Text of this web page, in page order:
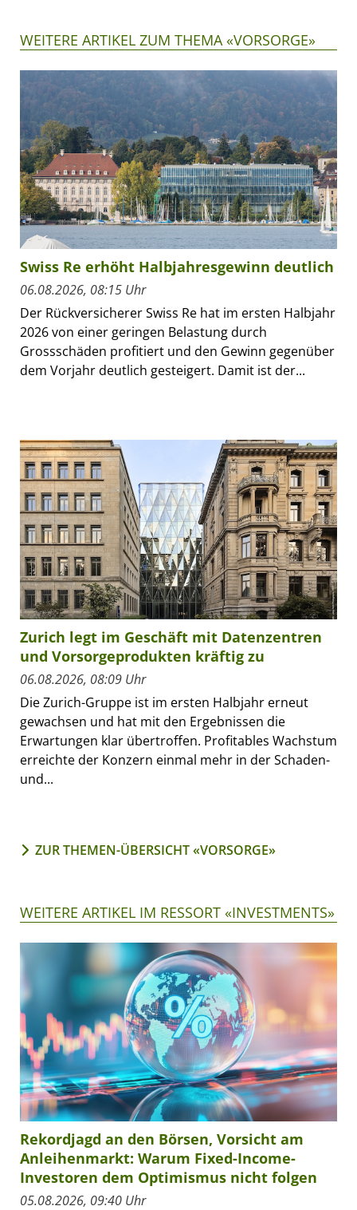
WEITERE ARTIKEL ZUM THEMA «VORSORGE»
Swiss Re erhöht Halbjahresgewinn deutlich
06.08.2026, 08:15 Uhr
Der Rückversicherer Swiss Re hat im ersten Halbjahr
2026 von einer geringen Belastung durch
Grossschäden profitiert und den Gewinn gegenüber
dem Vorjahr deutlich gesteigert. Damit ist der...
Zurich legt im Geschäft mit Datenzentren
und Vorsorgeprodukten kräftig zu
06.08.2026, 08:09 Uhr
Die Zurich-Gruppe ist im ersten Halbjahr erneut
gewachsen und hat mit den Ergebnissen die
Erwartungen klar übertroffen. Profitables Wachstum
erreichte der Konzern einmal mehr in der Schaden-
und...
ZUR THEMEN-ÜBERSICHT «VORSORGE»
WEITERE ARTIKEL IM RESSORT «INVESTMENTS»
Rekordjagd an den Börsen, Vorsicht am
Anleihenmarkt: Warum Fixed-Income-
Investoren dem Optimismus nicht folgen
05.08.2026, 09:40 Uhr